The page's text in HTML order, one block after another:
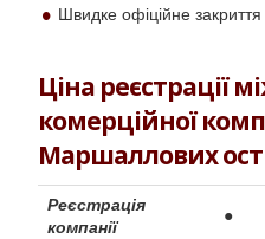
Швидке офіційне
Ціна реєстрації
комерційної
Маршаллових
Реєстрація
компанії
●